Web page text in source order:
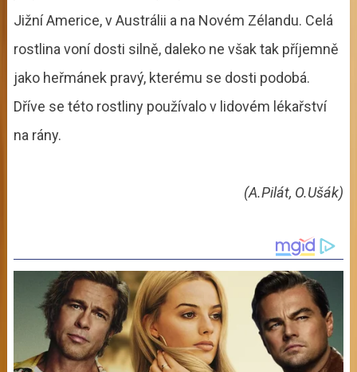
Jižní Americe, v Austrálii a na Novém Zélandu. Celá
rostlina voní dosti silně, daleko ne však tak příjemně
jako heřmánek pravý, kterému se dosti podobá.
Dříve se této rostliny používalo v lidovém lékařství
na rány.
(A.Pilát, O.Ušák)